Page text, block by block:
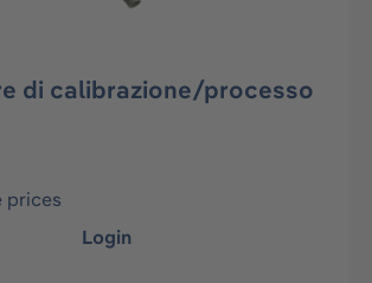
di calibrazione/processo
prices
Login